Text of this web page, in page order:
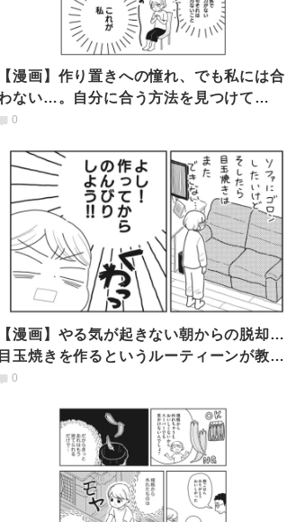
【漫画】作り置きへの憧れ、でも私には合
ない…。自分に合う方法を見つけて
私」を大事にすること
0
【漫画】やる気が起きない朝からの脱却…
目玉焼きを作るというルーティーンが教え
くれた「気付き」
0